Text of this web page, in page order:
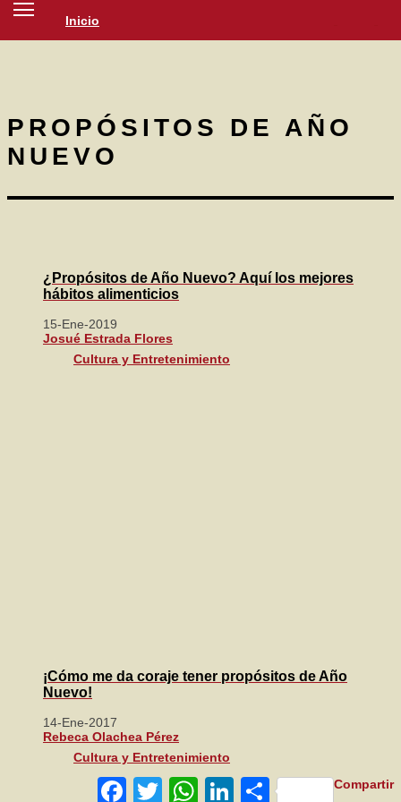
Inicio
SOCIEDAD
PROPÓSITOS DE AÑO
NUEVO
¿Propósitos de Año Nuevo? Aquí los mejores
hábitos alimenticios
15-Ene-2019
Josué Estrada Flores
Cultura y Entretenimiento
¡Cómo me da coraje tener propósitos de Año
Nuevo!
14-Ene-2017
Rebeca Olachea Pérez
Cultura y Entretenimiento
Facebook
Twitter WhatsAppLinkedIn Compartir